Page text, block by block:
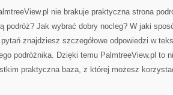
nie brakuje praktyczna strona
podróż? Jak wybrać dobry nocleg? W jaki
znajdziesz szczegółowe odpowiedzi w
podróżnika. Dzięki temu PalmtreeView.pl to
praktyczna baza, z której możesz